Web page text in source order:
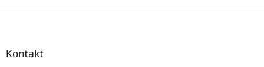
Kontakt